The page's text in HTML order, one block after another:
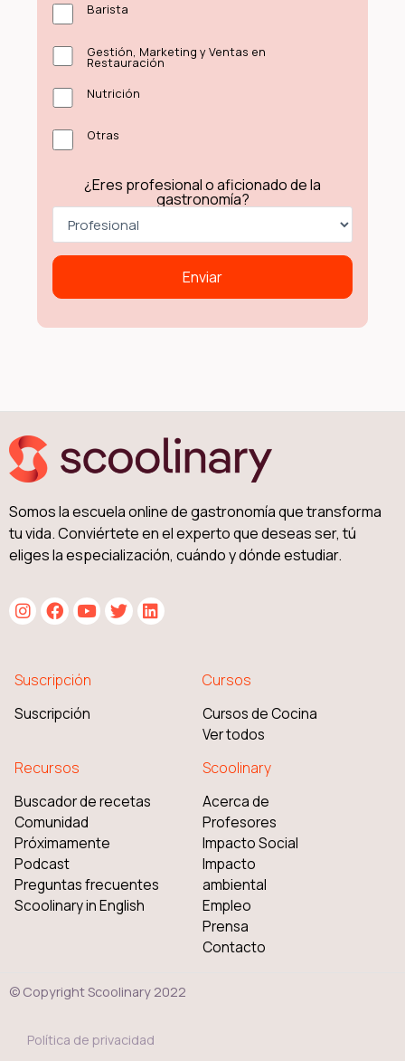
Barista
Gestión, Marketing y Ventas en
Restauración
Nutrición
Otras
¿Eres profesional o aficionado de la
gastronomía?
Somos la escuela online de gastronomía que transforma
tu vida. Conviértete en el experto que deseas ser, tú
eliges la especialización, cuándo y dónde estudiar.
Suscripción
Suscripción
Cursos
Cursos de Cocina
Ver todos
Recursos
Buscador de recetas
Comunidad
Próximamente
Podcast
Preguntas frecuentes
Scoolinary in English
Scoolinary
Acerca de
Profesores
Impacto Social
Impacto
ambiental
Empleo
Prensa
Contacto
© Copyright Scoolinary 2022
Política de privacidad